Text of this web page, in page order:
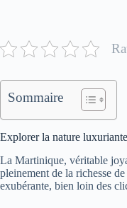
Sommaire
Explorer la nature
La Martinique, véritable
pleinement de la richesse
exubérante, bien loin des